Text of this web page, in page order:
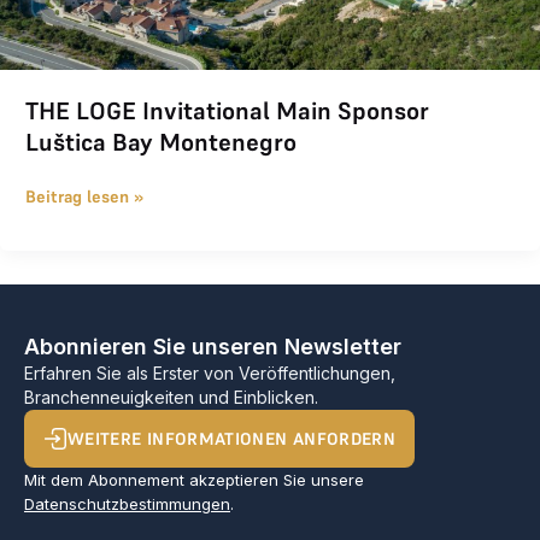
THE LOGE Invitational Main Sponsor
Luštica Bay Montenegro
Beitrag lesen »
Abonnieren Sie unseren Newsletter
Erfahren Sie als Erster von Veröffentlichungen,
Branchenneuigkeiten und Einblicken.
WEITERE INFORMATIONEN ANFORDERN
Mit dem Abonnement akzeptieren Sie unsere
Datenschutzbestimmungen.